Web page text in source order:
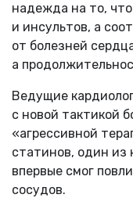
надежда на то,
и инсультов, а
от болезней
а
Ведущие
с новой тактикой
«агрессивной
статинов, один из
впервые смог
сосудов.